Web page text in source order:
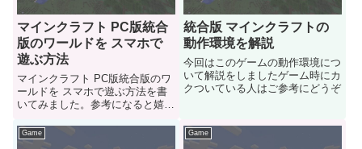
マインクラフト PC版統合
版のワールドを スマホで
遊ぶ方法
マインクラフト PC版統合版のワ
ールドを スマホで遊ぶ方法を書
いてみました。参考になると嬉し
統合版 マインクラフトの
動作環境を解説
今回はこのゲームの動作環境につ
いて解説をしましたゲーム時にカ
クついている人はご参考にどうぞ
Game Game